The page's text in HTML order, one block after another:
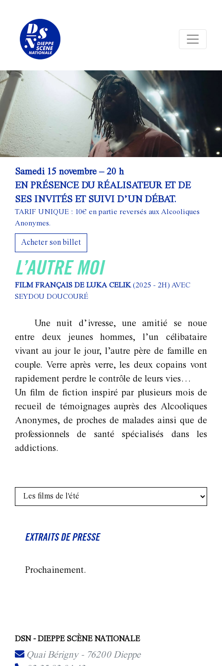
Samedi 15 novembre – 20 h
EN PRÉSENCE DU RÉALISATEUR ET DE
SES INVITÉS ET SUIVI D’UN DÉBAT.
TARIF UNIQUE : 10€ en partie reversés aux Alcooliques
Anonymes.
Acheter son billet
L’AUTRE MOI
FILM FRANÇAIS DE LUKA CELIK(2025 - 2H) AVEC
SEYDOU DOUCOURÉ
Une nuit d’ivresse, une amitié se noue
entre deux jeunes hommes, l’un célibataire
vivant au jour le jour, l’autre père de famille en
couple. Verre après verre, les deux copains vont
rapidement perdre le contrôle de leurs vies…
Un film de fiction inspiré par plusieurs mois de
recueil de témoignages auprès des Alcooliques
Anonymes, de proches de malades ainsi que de
professionnels de santé spécialisés dans les
addictions.
EXTRAITS DE PRESSE
Prochainement.
DSN - DIEPPE SCÈNE NATIONALE
Quai Bérigny - 76200 Dieppe